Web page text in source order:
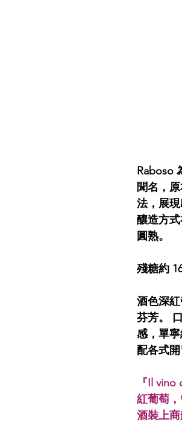
Raboso
聞名，
法，展
釀造方
圓熟。
殘糖約
酒色深
芬芳。
感，單
配各式
『Il
紅葡萄
酒裝上